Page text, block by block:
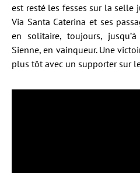
est resté les fesses sur la selle
Via Santa Caterina et ses
en solitaire, toujours,
Sienne, en vainqueur. Une
plus tôt avec un supporter sur